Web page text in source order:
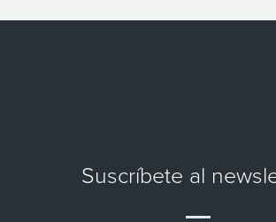
Suscríbete al